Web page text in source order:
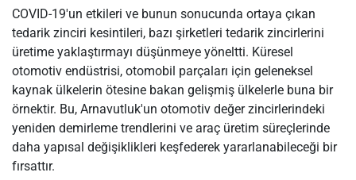
COVID-19'un etkileri ve bunun sonucunda ortaya çıkan
tedarik zinciri kesintileri, bazı şirketleri tedarik zincirlerini
üretime yaklaştırmayı düşünmeye yöneltti. Küresel
otomotiv endüstrisi, otomobil parçaları için geleneksel
kaynak ülkelerin ötesine bakan gelişmiş ülkelerle buna bir
örnektir. Bu, Arnavutluk'un otomotiv değer zincirlerindeki
yeniden demirleme trendlerini ve araç üretim süreçlerinde
daha yapısal değişiklikleri keşfederek yararlanabileceği bir
fırsattır.